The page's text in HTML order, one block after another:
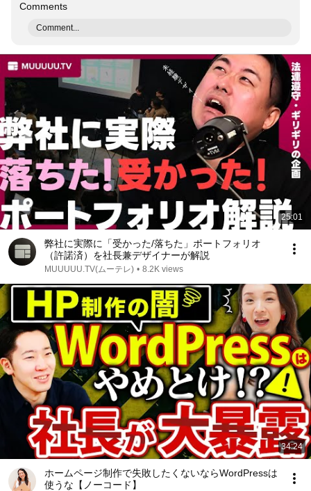
Comments
Comment...
25:01
弊社に実際に「受かった/落ちた」ポートフォリオ
（許諾済）を社長兼デザイナーが解説
MUUUUU.TV(ムーテレ) • 8.2K views
34:24
ホームページ制作で失敗したくないならWordPressは
使うな【ノーコード】